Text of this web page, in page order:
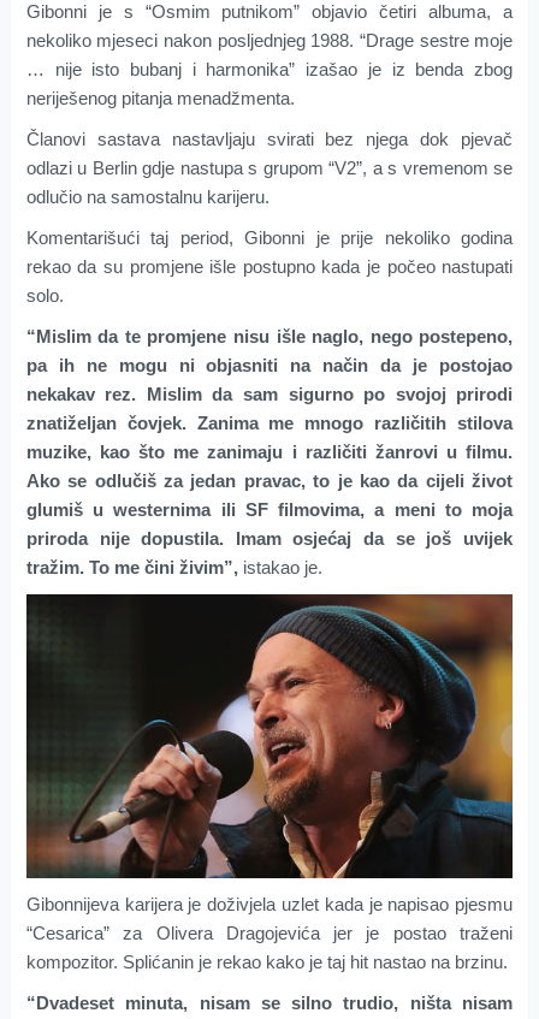
Gibonni je s “Osmim putnikom” objavio četiri albuma, a
nekoliko mjeseci nakon posljednjeg 1988. “Drage sestre moje
… nije isto bubanj i harmonika” izašao je iz benda zbog
neriješenog pitanja menadžmenta.
Članovi sastava nastavljaju svirati bez njega dok pjevač
odlazi u Berlin gdje nastupa s grupom “V2”, a s vremenom se
odlučio na samostalnu karijeru.
Komentarišući taj period, Gibonni je prije nekoliko godina
rekao da su promjene išle postupno kada je počeo nastupati
solo.
“Mislim da te promjene nisu išle naglo, nego postepeno,
pa ih ne mogu ni objasniti na način da je postojao
nekakav rez. Mislim da sam sigurno po svojoj prirodi
znatiželjan čovjek. Zanima me mnogo različitih stilova
muzike, kao što me zanimaju i različiti žanrovi u filmu.
Ako se odlučiš za jedan pravac, to je kao da cijeli život
glumiš u westernima ili SF filmovima, a meni to moja
priroda nije dopustila. Imam osjećaj da se još uvijek
tražim. To me čini živim”,istakao je.
Gibonnijeva karijera je doživjela uzlet kada je napisao pjesmu
“Cesarica” za Olivera Dragojevića jer je postao traženi
kompozitor. Splićanin je rekao kako je taj hit nastao na brzinu.
“Dvadeset minuta, nisam se silno trudio, ništa nisam